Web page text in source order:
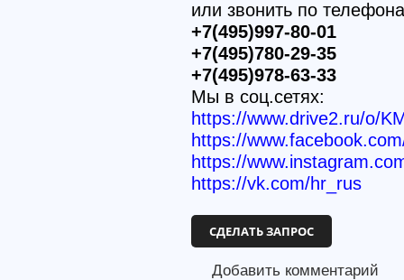
или звонить по
+7(495)997-80-01
+7(495)780-29-35
+7(495)978-63-33
Мы в соц.сетях:
https://www.drive2.ru/o/
https://
https://
https://vk.com/hr_rus
СДЕЛАТЬ ЗАПРОС
Добавить комментарий